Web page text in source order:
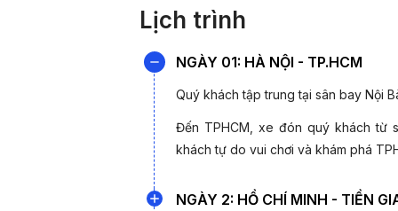
Lịch trình
NGÀY 01: HÀ NỘI - TP.HCM
Quý khách tập trung tại sân bay Nội
Đến TPHCM, xe đón quý khách từ
khách tự do vui chơi và khám phá
NGÀY 2: HỒ CHÍ MINH - TIỀN